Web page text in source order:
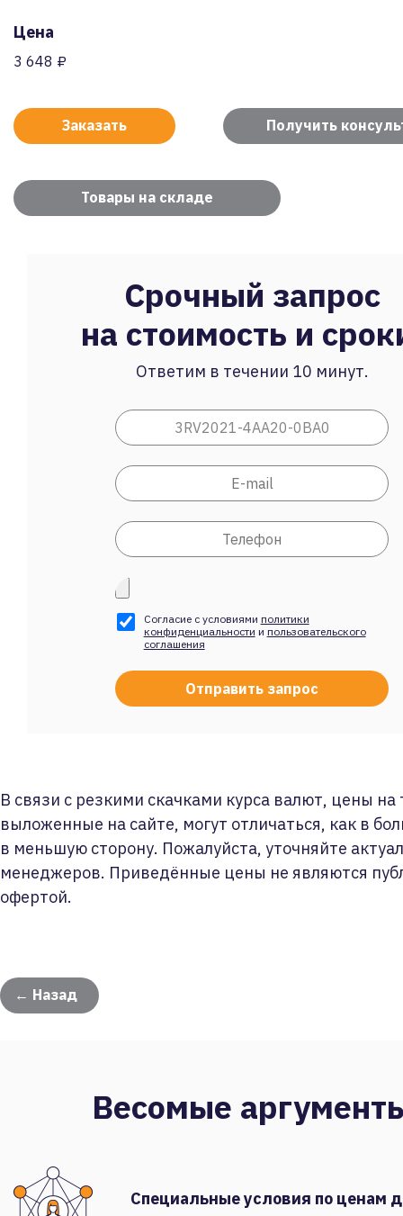
Цена
3 648 ₽
Заказать Получить
Товары на складе
Срочный запрос
на стоимость и
Ответим в течении 10 минут.
Согласие с условиями политики
конфиденциальности и пользовательского
соглашения
В связи с резкими скачками курса валют, цены на
выложенные на сайте, могут отличаться, как в
в меньшую сторону. Пожалуйста, уточняйте
менеджеров. Приведённые цены не являются
офертой.
← Назад
Весомые
Специальные условия по ценам